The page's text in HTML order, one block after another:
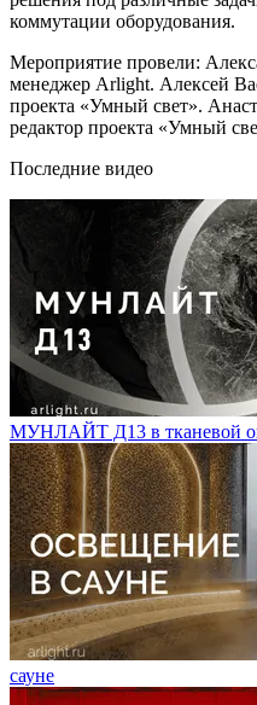
коммутации оборудования.
Мероприятие провели:
менеджер Arlight. Алексей
проекта «Умный свет».
редактор проекта «Умный
Последние видео
МУНЛАЙТ Д13 в тканевой
сауне